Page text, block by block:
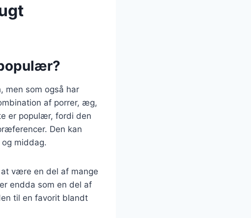
men som også har
af porrer, æg,
er populær, fordi den
Den kan
middag.
være en del af mange
endda som en del af
til en favorit blandt